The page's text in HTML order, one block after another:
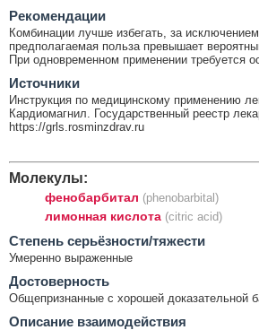
Рекомендации
Комбинации лучше избегать, за
предполагаемая польза превышает
При одновременном применении требуется
Источники
Инструкция по медицинскому применению
Кардиомагнил. Государственный реестр
https://grls.rosminzdrav.ru
Молекулы:
фенобарбитал (phenobarbital)
лимонная кислота (citric acid)
Cтепень серьёзности/тяжести
Умеренно выраженные
Достоверность
Общепризнанные с хорошей доказательной
Описание взаимодействия